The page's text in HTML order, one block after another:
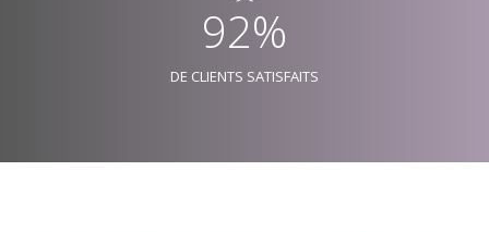
92%
DE CLIENTS SATISFAITS